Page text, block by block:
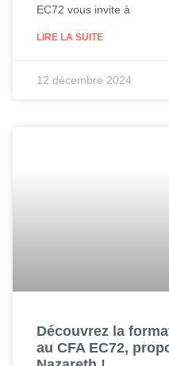
EC72 vous invite à
LIRE LA SUITE
12 décembre 2024
Découvrez la
au CFA EC72,